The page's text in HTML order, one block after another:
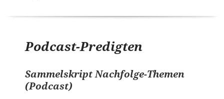
Podcast-Predigten
Sammelskript Nachfolge-Themen
(Podcast)